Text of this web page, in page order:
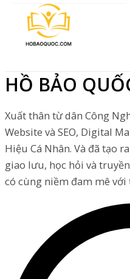
HỒ BẢO
Xuất thân từ dân Công
Website và SEO, Digital
Hiệu Cá Nhân. Và đã tạo
giao lưu, học hỏi và
có cùng niềm đam mê với